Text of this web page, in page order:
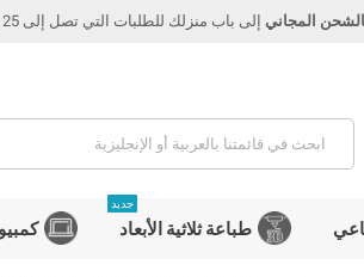
المجاني إلى باب منزلك للطلبات التي تصل إلى 25 ر.ع
طباعة ثلاثية الأبعاد
جديد